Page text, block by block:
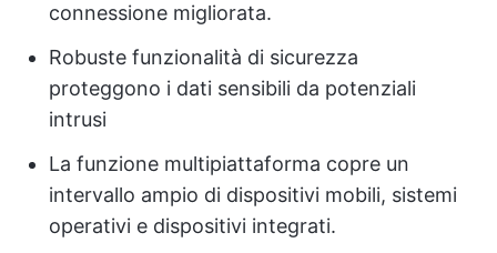
connessione migliorata.
Robuste funzionalità di sicurezza
proteggono i dati sensibili da potenziali
intrusi
La funzione multipiattaforma copre un
intervallo ampio di dispositivi mobili, sistemi
operativi e dispositivi integrati.